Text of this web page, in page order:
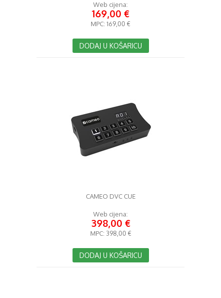
Web cijena:
169,00 €
MPC: 169,00 €
DODAJ U KOŠARICU
CAMEO DVC CUE
Web cijena:
398,00 €
MPC: 398,00 €
DODAJ U KOŠARICU